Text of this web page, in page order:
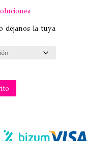
déjanos la tuya